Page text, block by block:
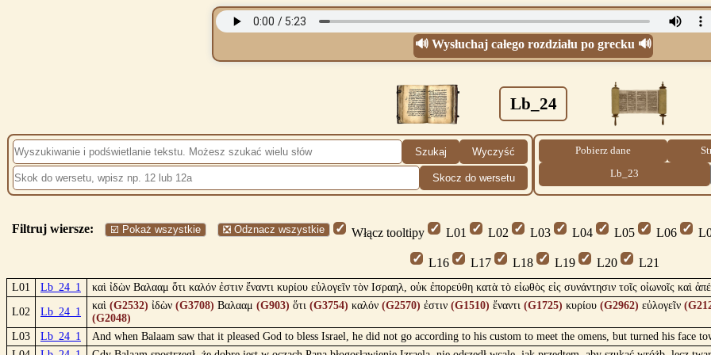
🔊 Wysłuchaj całego rozdziału po grecku 🔊
Lb_24
Szukaj Wyczyść
Skocz do wersetu
Pobierz dane
Lb_23
Filtruj wiersze: ☑️ Pokaż wszystkie ❎ Odznacz wszystkie Włącz tooltipy L01 L02 L03 L04 L05 L06
L16 L17 L18 L19 L20 L21
L01 Lb_24_1 καὶ ἰδὼν Βαλααμ ὅτι καλόν ἐστιν ἔναντι κυρίου εὐλογεῖν τὸν Ισραηλ, οὐκ ἐπορεύθη κατὰ τὸ εἰωθὸς εἰς συνάντησιν τοῖς οἰωνοῖς καὶ
L02 Lb_24_1
καὶ (G2532) ἰδὼν (G3708) Βαλααμ (G903) ὅτι (G3754) καλόν (G2570) ἐστιν (G1510) ἔναντι (G1725) κυρίου (G2962) εὐλογεῖν
(G2048)
L03
Lb_24_1
And when Balaam saw that it pleased God to bless Israel, he did not go according to his custom to meet the omens, but turned his face